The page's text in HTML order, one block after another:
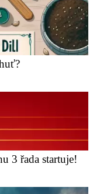
3 řada startuje!